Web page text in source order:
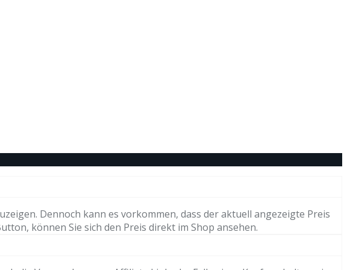
Dennoch kann es vorkommen, dass der aktuell angezeigte Preis
können Sie sich den Preis direkt im Shop ansehen.